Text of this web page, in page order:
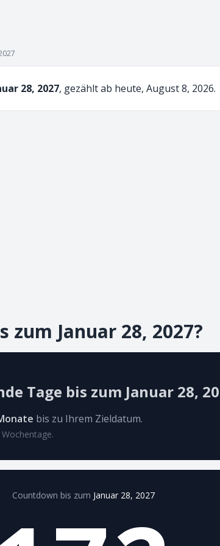
28, 2027, gezählt ab heute, August 8, 2026.
zum Januar 28, 2027?
Tage bis zum Januar 28,
bis zu Ihrem Zieldatum.
Countdown bis zum Januar 28, 2027